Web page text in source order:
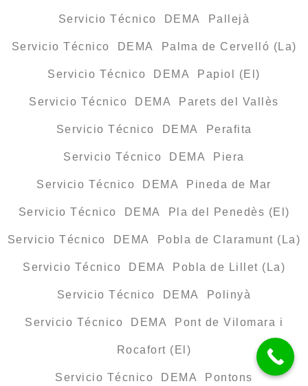
Servicio Técnico DEMA Pallejà
Servicio Técnico DEMA Palma de Cervelló (La)
Servicio Técnico DEMA Papiol (El)
Servicio Técnico DEMA Parets del Vallès
Servicio Técnico DEMA Perafita
Servicio Técnico DEMA Piera
Servicio Técnico DEMA Pineda de Mar
Servicio Técnico DEMA Pla del Penedès (El)
Servicio Técnico DEMA Pobla de Claramunt (La)
Servicio Técnico DEMA Pobla de Lillet (La)
Servicio Técnico DEMA Polinyà
Servicio Técnico DEMA Pont de Vilomara i
Rocafort (El)
Servicio Técnico DEMA Pontons